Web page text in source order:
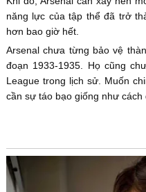
năng lực của tập thể đã trở
hơn bao giờ hết.
Arsenal chưa từng bảo vệ
đoạn 1933-1935. Họ cũng
League trong lịch sử. Muốn
cần sự táo bạo giống như cách